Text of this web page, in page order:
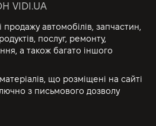
VIDI.UA
продажу автомобілів, запчастин,
послуг, ремонту,
а також багато іншого
що розміщені на сайті
з письмового дозволу